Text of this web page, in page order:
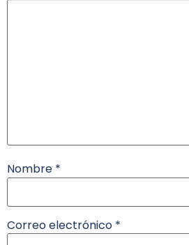
Nombre *
Correo electrónico *